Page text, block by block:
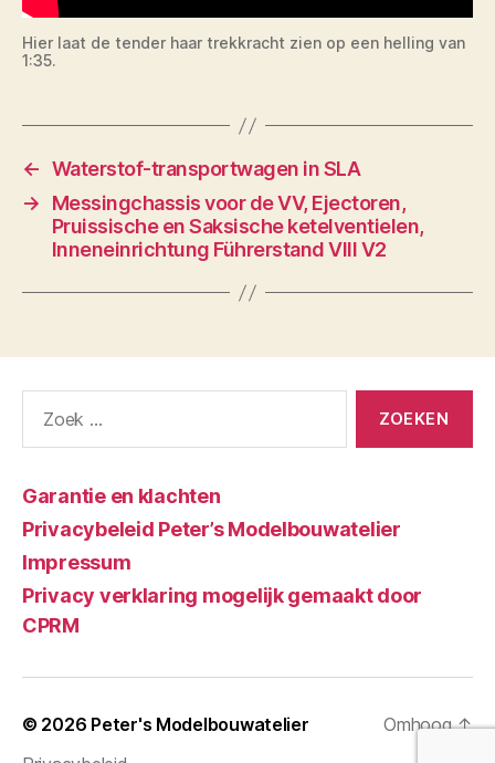
Hier laat de tender haar trekkracht zien op een helling van
1:35.
← Waterstof-transportwagen in SLA
→
Messingchassis voor de VV, Ejectoren,
Pruissische en Saksische ketelventielen,
Inneneinrichtung Führerstand VIII V2
naar:
Garantie en klachten
Privacybeleid Peter’s Modelbouwatelier
Impressum
Privacy verklaring mogelijk gemaakt door
CPRM
© 2026 Peter's Modelbouwatelier
Omhoog↑